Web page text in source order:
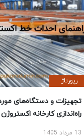
رپورتاژ
تجهیزات و دستگاه‌های
راه‌اندازی کارخانه اکستروژن
13 مرداد 1405